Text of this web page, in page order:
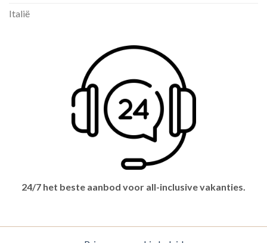
Italië
24/7 het beste aanbod voor all-inclusive vakanties.